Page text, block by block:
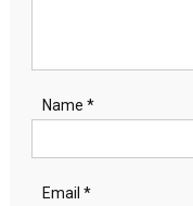
Name *
Email *